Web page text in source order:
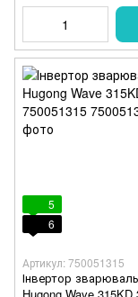
5
6
Артикул: 750051315
Інвертор